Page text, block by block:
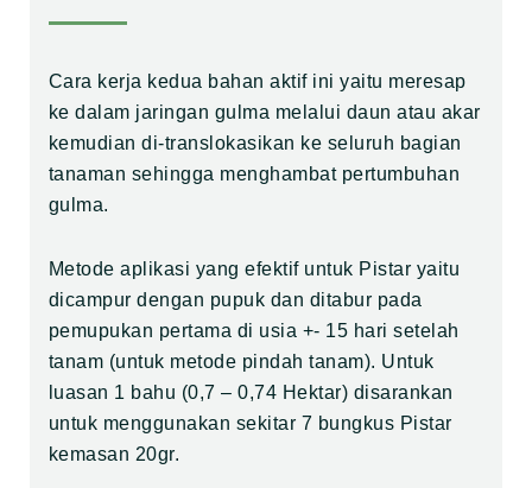
Cara kerja kedua bahan aktif ini yaitu meresap
ke dalam jaringan gulma melalui daun atau akar
kemudian di-translokasikan ke seluruh bagian
tanaman sehingga menghambat pertumbuhan
gulma.
Metode aplikasi yang efektif untuk Pistar yaitu
dicampur dengan pupuk dan ditabur pada
pemupukan pertama di usia +- 15 hari setelah
tanam (untuk metode pindah tanam). Untuk
luasan 1 bahu (0,7 – 0,74 Hektar) disarankan
untuk menggunakan sekitar 7 bungkus Pistar
kemasan 20gr.